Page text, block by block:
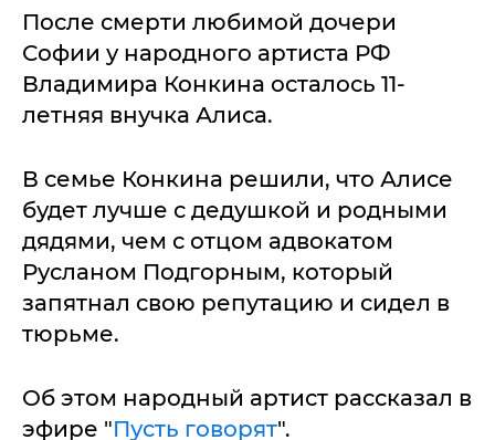
После смерти любимой дочери
Софии у народного артиста РФ
Владимира Конкина осталось 11-
летняя внучка Алиса.
В семье Конкина решили, что Алисе
будет лучше с дедушкой и родными
дядями, чем с отцом адвокатом
Русланом Подгорным, который
запятнал свою репутацию и сидел в
тюрьме.
Об этом народный артист рассказал в
эфире "Пусть говорят".